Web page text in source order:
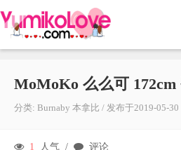
MoMoKo 么么可 172cm
分类: Burnaby 本拿比 / 发布于2019-05-30
1 人气 / 评论